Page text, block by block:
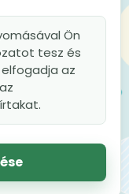
Ön
tesz és
az
írtakat.